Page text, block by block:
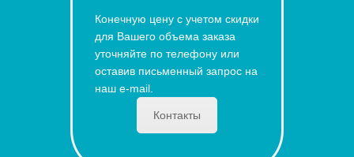
Конечную цену с учетом скидки
для Вашего объема заказа
уточняйте по телефону или
оставив письменный запрос на
наш e-mail.
Контакты